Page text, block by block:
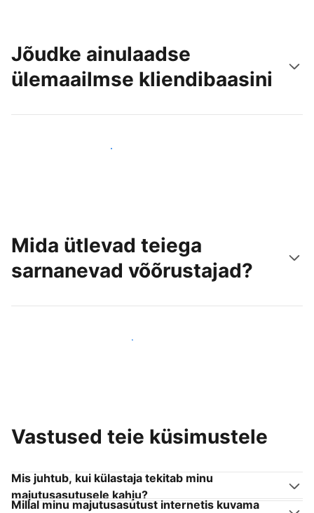
Jõudke ainulaadse
ülemaailmse kliendibaasini
Jõua juba täna uute külastajateni
Mida ütlevad teiega
sarnanevad võõrustajad?
Liitu endaga sarnanevate võõrustajatega
Vastused teie küsimustele
Mis juhtub, kui külastaja tekitab minu
majutusasutusele kahju?
Millal minu majutusasutust internetis kuvama